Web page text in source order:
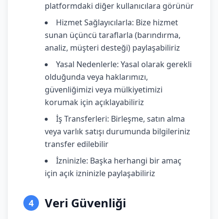
platformdaki diğer kullanıcılara görünür
Hizmet Sağlayıcılarla: Bize hizmet
sunan üçüncü taraflarla (barındırma,
analiz, müşteri desteği) paylaşabiliriz
Yasal Nedenlerle: Yasal olarak gerekli
olduğunda veya haklarımızı,
güvenliğimizi veya mülkiyetimizi
korumak için açıklayabiliriz
İş Transferleri: Birleşme, satın alma
veya varlık satışı durumunda bilgileriniz
transfer edilebilir
İzninizle: Başka herhangi bir amaç
için açık izninizle paylaşabiliriz
4 Veri Güvenliği